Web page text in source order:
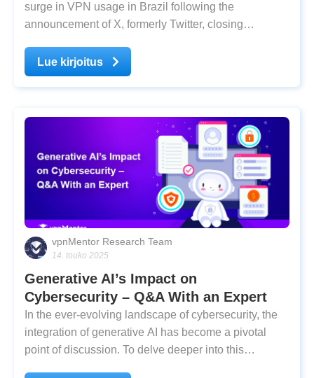
surge in VPN usage in Brazil following the
announcement of X, formerly Twitter, closing
public on Saturday, citing alleged threats made by
judge Alexandre de Moraes against members of X’s
Lue kirjoitus
vpnMentor Research Team
14. touko 2025
Generative AI’s Impact on
Cybersecurity – Q&A With an Expert
In the ever-evolving landscape of cybersecurity, the
integration of generative AI has become a pivotal
point of discussion. To delve deeper into this